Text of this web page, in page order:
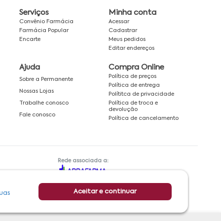
Aceitar e continuar
Serviços
Convênio Farmácia
Farmácia Popular
Encarte
Minha conta
Acessar
Cadastrar
Meus pedidos
Editar endereços
Ajuda
Sobre a Permanente
Nossas Lojas
Trabalhe conosco
Fale conosco
Compra Online
Política de preços
Política de entrega
Polítitca de privacidade
Política de troca e
devolução
Política de cancelamento
Rede associada a: